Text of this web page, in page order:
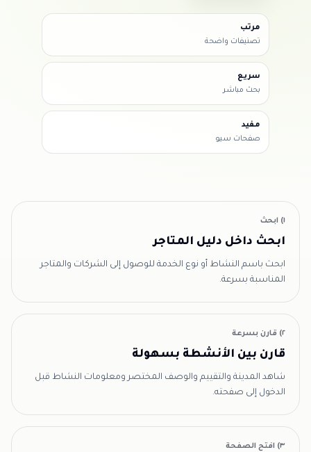
مرتب
تصنيفات واضحة
سريع
بحث مباشر
مفيد
صفحات سيو
١) ابحث
ابحث داخل دليل المتاجر
ابحث باسم النشاط أو نوع الخدمة للوصول إلى الشركات والمتاجر
المناسبة بسرعة.
٢) قارن بسرعة
قارن بين الأنشطة بسهولة
شاهد المدينة والتقييم والوصف المختصر ومعلومات النشاط قبل
الدخول إلى صفحته.
٣) افتح الصفحة